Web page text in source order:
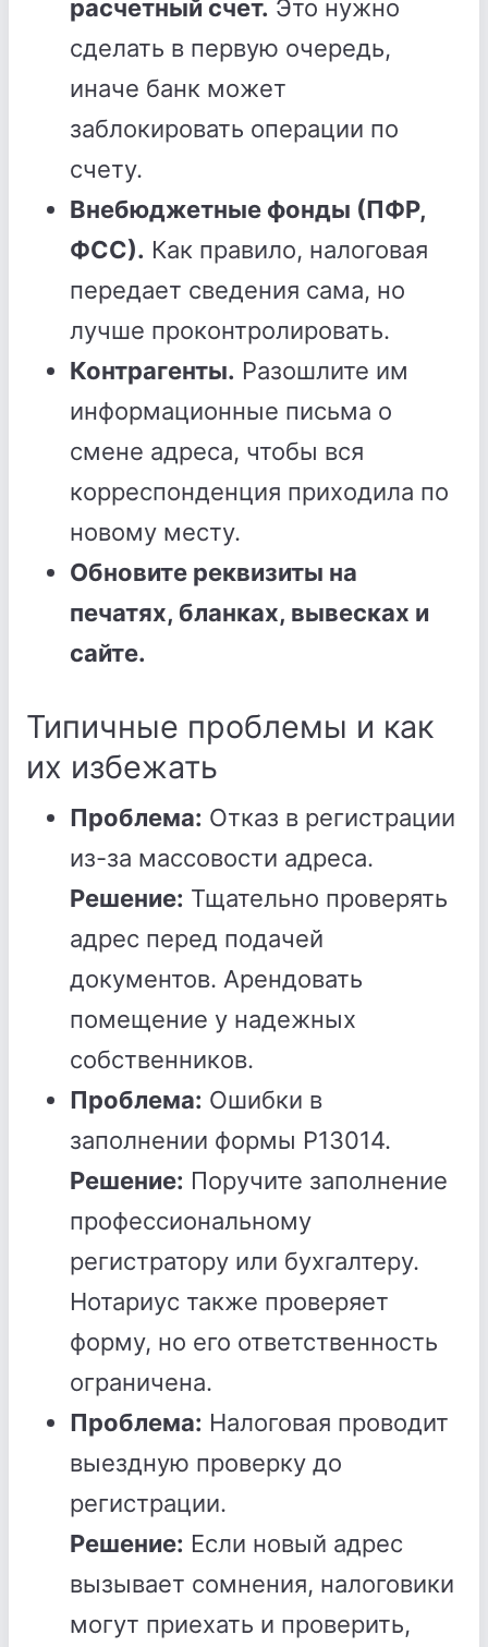
расчетный счет. Это нужно
сделать в первую очередь,
иначе банк может
заблокировать операции по
счету.
Внебюджетные фонды (ПФР,
ФСС). Как правило, налоговая
передает сведения сама, но
лучше проконтролировать.
Контрагенты. Разошлите им
информационные письма о
смене адреса, чтобы вся
корреспонденция приходила по
новому месту.
Обновите реквизиты на
печатях, бланках, вывесках и
сайте.
Типичные проблемы и как
их избежать
Проблема: Отказ в регистрации
из-за массовости адреса.
Решение: Тщательно проверять
адрес перед подачей
документов. Арендовать
помещение у надежных
собственников.
Проблема: Ошибки в
заполнении формы Р13014.
Решение: Поручите заполнение
профессиональному
регистратору или бухгалтеру.
Нотариус также проверяет
форму, но его ответственность
ограничена.
Проблема: Налоговая проводит
выездную проверку до
регистрации.
Решение: Если новый адрес
вызывает сомнения, налоговики
могут приехать и проверить,